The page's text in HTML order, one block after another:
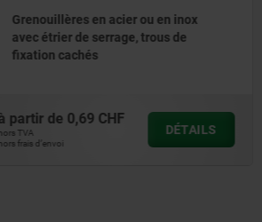
Grenouillères en acier ou en inox
avec étrier de serrage large jusqu’à
2 000 N, trous de fixation cachés
à partir de3,33 CHF
hors TVA
hors frais d’envoi
DÉTAILS